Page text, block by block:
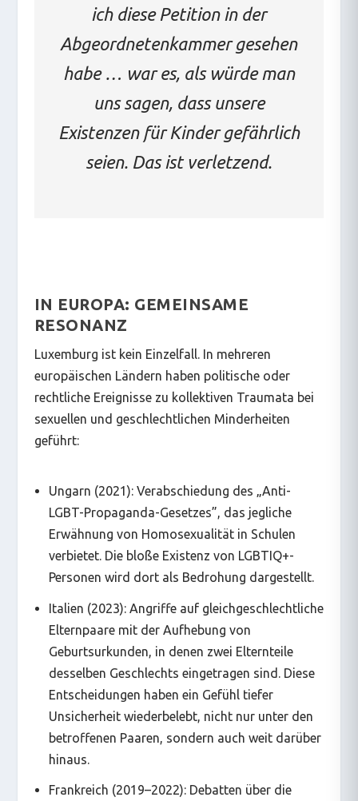
ich diese Petition in der
Abgeordnetenkammer gesehen
habe … war es, als würde man
uns sagen, dass unsere
Existenzen für Kinder gefährlich
seien. Das ist verletzend.
IN EUROPA: GEMEINSAME
RESONANZ
Luxemburg ist kein Einzelfall. In mehreren
europäischen Ländern haben politische oder
rechtliche Ereignisse zu kollektiven Traumata bei
sexuellen und geschlechtlichen Minderheiten
geführt:
Ungarn (2021): Verabschiedung des „Anti-
LGBT-Propaganda-Gesetzes”, das jegliche
Erwähnung von Homosexualität in Schulen
verbietet. Die bloße Existenz von LGBTIQ+-
Personen wird dort als Bedrohung dargestellt.
Italien (2023): Angriffe auf gleichgeschlechtliche
Elternpaare mit der Aufhebung von
Geburtsurkunden, in denen zwei Elternteile
desselben Geschlechts eingetragen sind. Diese
Entscheidungen haben ein Gefühl tiefer
Unsicherheit wiederbelebt, nicht nur unter den
betroffenen Paaren, sondern auch weit darüber
hinaus.
Frankreich (2019–2022): Debatten über die